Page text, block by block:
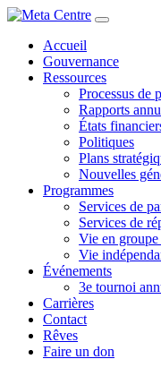
Accueil
Gouvernance
Ressources
Processus de
Rapports
États
Politiques
Plans
Nouvelles
Programmes
Services de
Services de
Vie en groupe
Vie
Événements
3e tournoi
Carrières
Contact
Rêves
Faire un don